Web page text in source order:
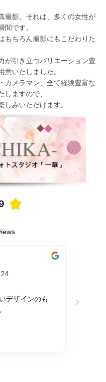
撮影。それは、多くの女性が
間です。
もちろん撮影にもこだわりた
が引き立つバリエーション豊
意いたしました。
カメラマン、全て経験豊富な
しますので、
しみいただけます。